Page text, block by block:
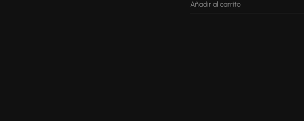
Añadir al carrito